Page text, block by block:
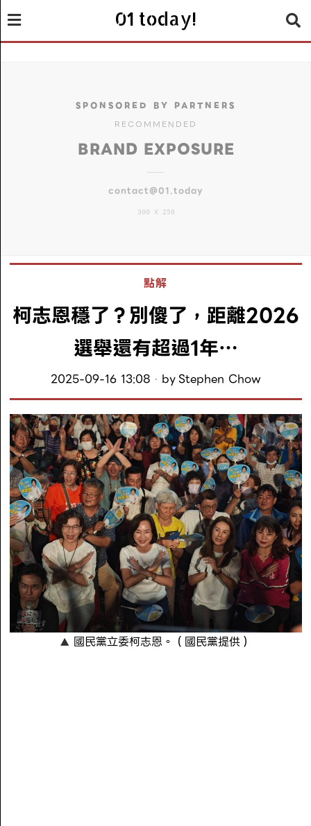
01 today!
SPONSORED BY PARTNERS
RECOMMENDED
BRAND EXPOSURE
contact@01.today
300 X 250
點解
柯志恩穩了？別傻了，距離2026
選舉還有超過1年…
2025-09-16 13:08 byStephen Chow
國民黨立委柯志恩。（國民黨提供）